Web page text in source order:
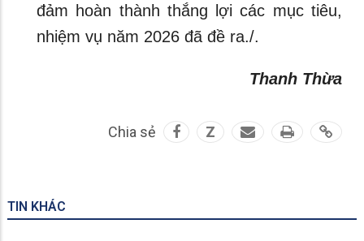
đảm hoàn thành thắng lợi các mục tiêu,
nhiệm vụ năm 2026 đã đề ra./.
Thanh Thừa
Chia sẻ Z
TIN KHÁC